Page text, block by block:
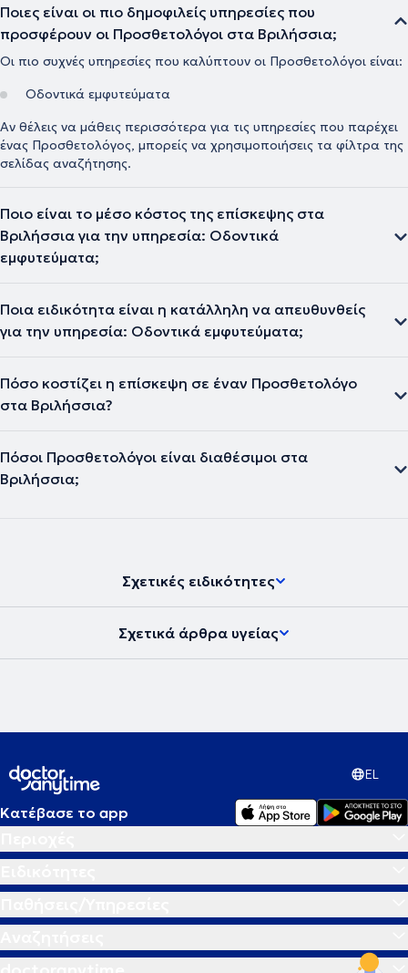
Ποιες είναι οι πιο δημοφιλείς υπηρεσίες που
προσφέρουν οι Προσθετολόγοι στα Βριλήσσια;
Οι πιο συχνές υπηρεσίες που καλύπτουν οι Προσθετολόγοι είναι:
Οδοντικά εμφυτεύματα
Αν θέλεις να μάθεις περισσότερα για τις υπηρεσίες που παρέχει
ένας Προσθετολόγος, μπορείς να χρησιμοποιήσεις τα φίλτρα της
σελίδας αναζήτησης.
Ποιο είναι το μέσο κόστος της επίσκεψης στα
Βριλήσσια για την υπηρεσία: Οδοντικά
εμφυτεύματα;
Ποια ειδικότητα είναι η κατάλληλη να απευθυνθείς
για την υπηρεσία: Οδοντικά εμφυτεύματα;
Πόσο κοστίζει η επίσκεψη σε έναν Προσθετολόγο
στα Βριλήσσια?
Πόσοι Προσθετολόγοι είναι διαθέσιμοι στα
Βριλήσσια;
Σχετικές ειδικότητες
Σχετικά άρθρα υγείας
EL
Κατέβασε το app